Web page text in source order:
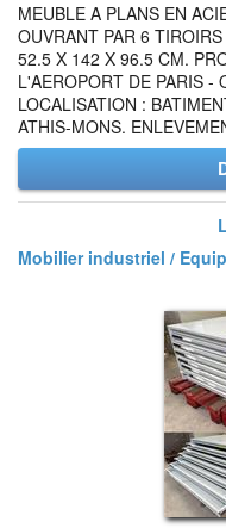
MEUBLE A PLANS EN
OUVRANT PAR 6
52.5 X 142 X 96.5 CM.
L'AEROPORT DE PARIS -
LOCALISATION :
ATHIS-MONS.
Mobilier industriel /